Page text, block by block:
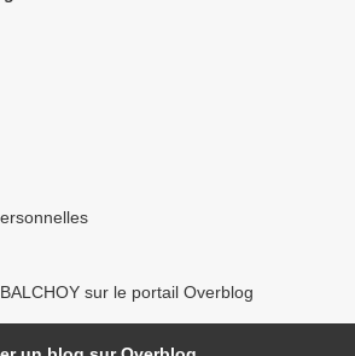
sur le portail Overblog